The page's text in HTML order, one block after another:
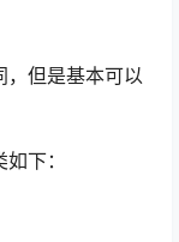
，但是基本可以
下：